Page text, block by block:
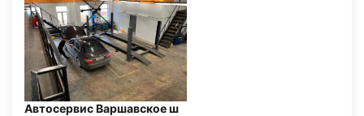
Автосервис Варшавское ш